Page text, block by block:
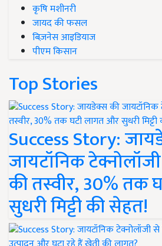
कृषि मशीनरी
जायद की फसल
बिज़नेस आइडियाज
पीएम किसान
Top Stories
Success Story:
जायटॉनिक
की तस्वीर, 30% तक
सुधरी मिट्टी की सेहत!